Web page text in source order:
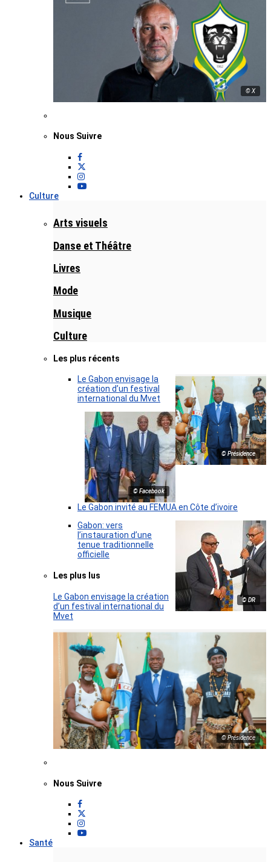
© X
Nous Suivre
Culture
Arts visuels
Danse et Théâtre
Livres
Mode
Musique
Culture
Les plus récents
© Présidence
Le Gabon envisage la
création d’un festival
international du Mvet
© Facebook
Le Gabon invité au FEMUA en Côte d’ivoire
© DR
Gabon: vers
l’instauration d’une
tenue traditionnelle
officielle
Les plus lus
Le Gabon envisage la création
d’un festival international du
Mvet
© Présidence
Nous Suivre
Santé